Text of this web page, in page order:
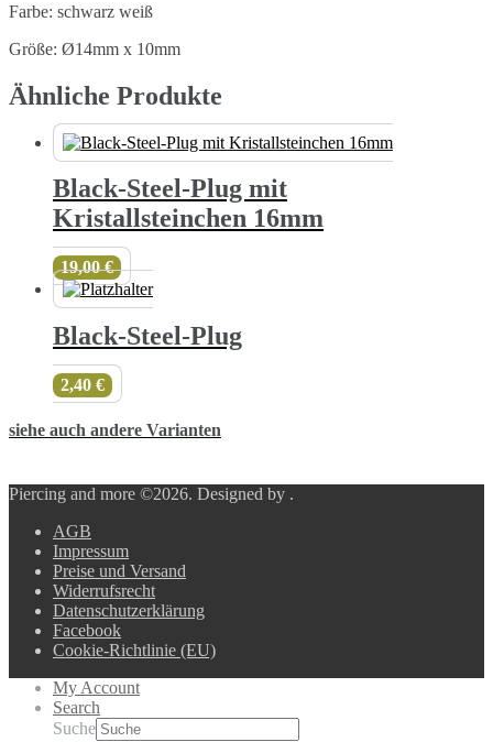
Farbe: schwarz weiß
Größe: Ø14mm x 10mm
Ähnliche Produkte
Black-Steel-Plug mit
Kristallsteinchen 16mm
19,00€
Black-Steel-Plug
2,40 €
siehe auch andere Varianten
Piercing and more ©2026. Designed by .
AGB
Impressum
Preise und Versand
Widerrufsrecht
Datenschutzerklärung
Facebook
Cookie-Richtlinie (EU)
My Account
Search
Suche